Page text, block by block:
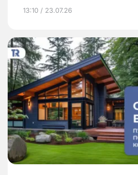
13:10 / 23.07.26